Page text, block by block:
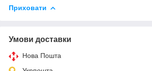
Приховати
Умови доставки
Нова Пошта